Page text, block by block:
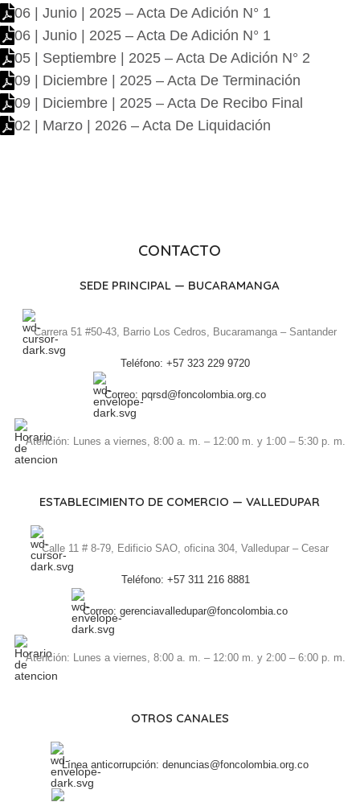
06 | Junio | 2025 – Acta De Adición N° 1
06 | Junio | 2025 – Acta De Adición N° 1
05 | Septiembre | 2025 – Acta De Adición N° 2
09 | Diciembre | 2025 – Acta De Terminación
09 | Diciembre | 2025 – Acta De Recibo Final
02 | Marzo | 2026 – Acta De Liquidación
CONTACTO
SEDE PRINCIPAL — BUCARAMANGA
Carrera 51 #50-43, Barrio Los Cedros, Bucaramanga – Santander
Teléfono: +57 323 229 9720
Correo: pqrsd@foncolombia.org.co
Atención: Lunes a viernes, 8:00 a. m. – 12:00 m. y 1:00 – 5:30 p. m.
ESTABLECIMIENTO DE COMERCIO — VALLEDUPAR
Calle 11 # 8-79, Edificio SAO, oficina 304, Valledupar – Cesar
Teléfono: +57 311 216 8881
Correo: gerenciavalledupar@foncolombia.co
Atención: Lunes a viernes, 8:00 a. m. – 12:00 m. y 2:00 – 6:00 p. m.
OTROS CANALES
Línea anticorrupción: denuncias@foncolombia.org.co